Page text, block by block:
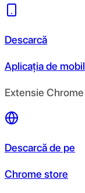
Descarcă
Aplicația de mobil
Extensie Chrome
Descarcă de pe
Chrome store